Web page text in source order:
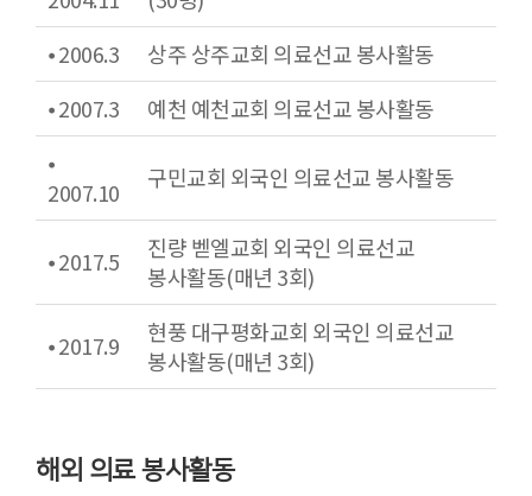
⦁ 2006.3
상주 상주교회 의료선교 봉사활동
⦁ 2007.3
예천 예천교회 의료선교 봉사활동
⦁
2007.10
구민교회 외국인 의료선교 봉사활동
⦁ 2017.5
진량 벧엘교회 외국인 의료선교
봉사활동(매년 3회)
⦁ 2017.9
현풍 대구평화교회 외국인 의료선교
봉사활동(매년 3회)
해외 의료 봉사활동